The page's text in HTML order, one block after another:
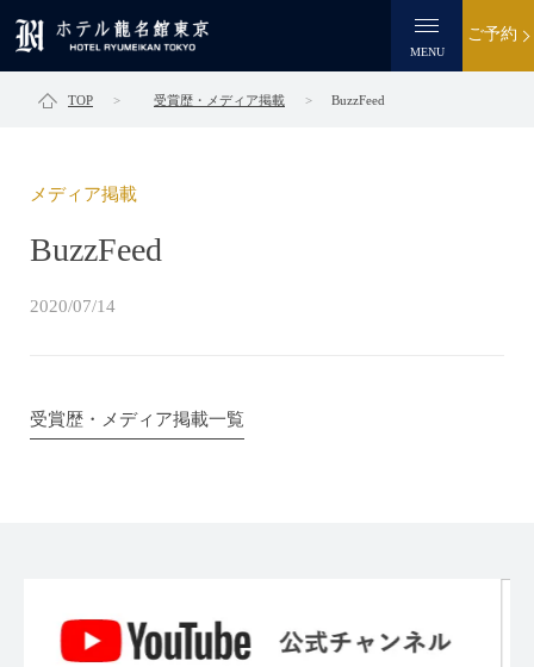
MENU
ご予約
TOP 受賞歴・メディア掲載 BuzzFeed
メディア掲載
BuzzFeed
2020/07/14
受賞歴・メディア掲載一覧